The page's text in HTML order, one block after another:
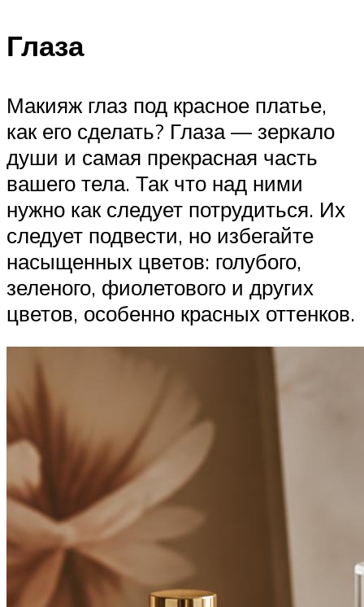
Глаза
Макияж глаз под красное платье,
как его сделать? Глаза — зеркало
души и самая прекрасная часть
вашего тела. Так что над ними
нужно как следует потрудиться. Их
следует подвести, но избегайте
насыщенных цветов: голубого,
зеленого, фиолетового и других
цветов, особенно красных оттенков.